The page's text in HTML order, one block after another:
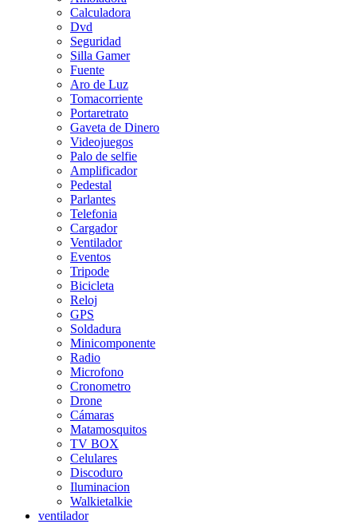
Calculadora
Dvd
Seguridad
Silla Gamer
Fuente
Aro de Luz
Tomacorriente
Portaretrato
Gaveta de Dinero
Videojuegos
Palo de selfie
Amplificador
Pedestal
Parlantes
Telefonia
Cargador
Ventilador
Eventos
Tripode
Bicicleta
Reloj
GPS
Soldadura
Minicomponente
Radio
Microfono
Cronometro
Drone
Cámaras
Matamosquitos
TV BOX
Celulares
Discoduro
Iluminacion
Walkietalkie
ventilador